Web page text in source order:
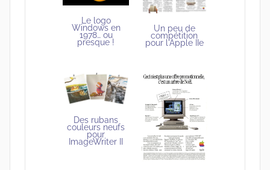
Le logo
Windows en
1978… ou
presque !
Un peu de
compétition
pour l'Apple IIe
Des rubans
couleurs neufs
pour
ImageWriter II